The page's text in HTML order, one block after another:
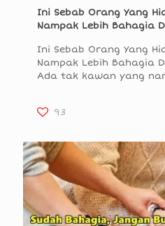
Ini Sebab Orang Yang
Nampak Lebih Bahagia
Ini Sebab Orang Yang
Nampak Lebih Bahagia
Ada tak kawan yang
93